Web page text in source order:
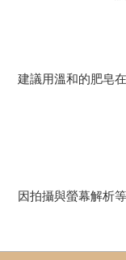
建議用溫和的肥皂
因拍攝與螢幕解析